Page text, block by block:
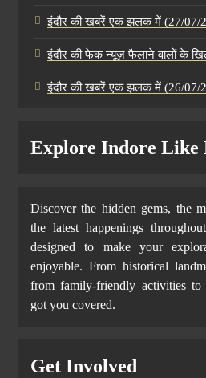
इंदौर की खबरें एक झलक में (27/07/
इंदौर की फेक न्यूज़ फैलाने वालों के
इंदौर की खबरें एक झलक में (26/07/
Explore Indore Like
Discover the hidden gems, the
the latest happenings
designed to make your
enjoyable. From historical
from family-friendly activities
got you covered.
Get Involved